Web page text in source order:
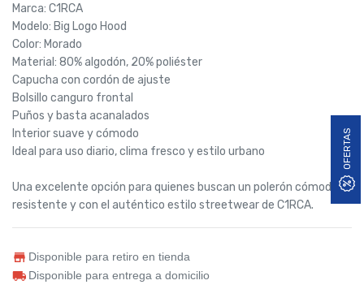
OFERTAS
Marca: C1RCA
Modelo: Big Logo Hood
Color: Morado
Material: 80% algodón, 20% poliéster
Capucha con cordón de ajuste
Bolsillo canguro frontal
Puños y basta acanalados
Interior suave y cómodo
Ideal para uso diario, clima fresco y estilo urbano
Una excelente opción para quienes buscan un polerón cómodo,
resistente y con el auténtico estilo streetwear de C1RCA.
Disponible para retiro en tienda
Disponible para entrega a domicilio